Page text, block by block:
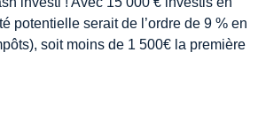
potentielle serait de l’ordre de 9 % en
soit moins de 1 500€ la première